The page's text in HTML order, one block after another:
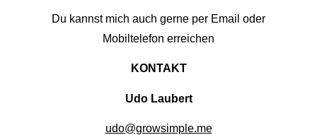
Du kannst mich auch gerne per Email oder
Mobiltelefon erreichen
KONTAKT
Udo Laubert
udo@growsimple.me